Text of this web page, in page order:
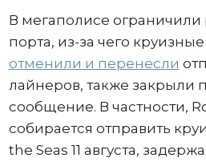
В мегаполисе ограничили
порта, из-за чего
отменили и перенесли
лайнеров, также закрыли
сообщение. В частности,
собирается отправить
the Seas 11 августа,